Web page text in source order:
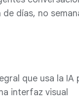
días, no
que usa la IA
interfaz visual